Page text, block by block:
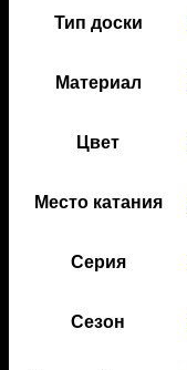
Тип доски
Материал
Цвет
Место катания
Серия
Сезон